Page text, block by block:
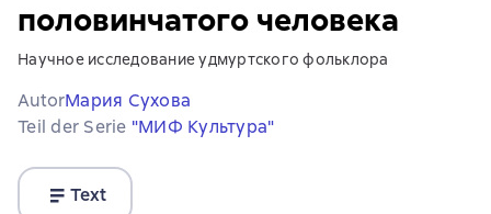
половинчатого человека
Научное исследование удмуртского фольклора
AutorМария Сухова
Teil der Serie "МИФ Культура"
Text